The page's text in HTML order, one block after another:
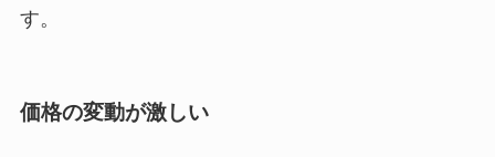
す。
価格の変動が激しい